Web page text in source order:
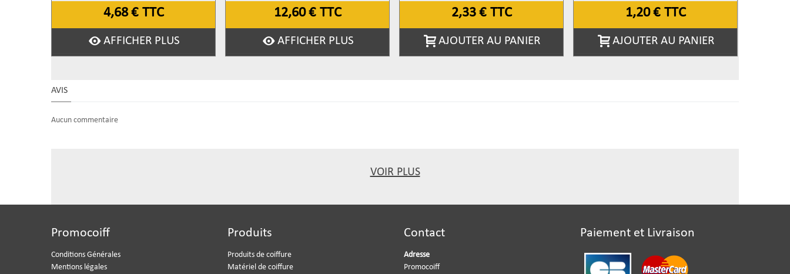
4,68 € TTC
AFFICHER PLUS
12,60 € TTC
AFFICHER PLUS
2,33 € TTC
AJOUTER AU PANIER
1,20 € TTC
AJOUTER AU PANIER
AVIS
Aucun commentaire
VOIR PLUS
Promocoiff
Conditions Générales
Mentions légales
Produits
Produits de coiffure
Matériel de coiffure
Contact
Adresse
Promocoiff
Paiement et Livraison